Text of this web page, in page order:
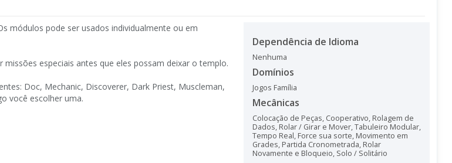
módulos pode ser usados ​​individualmente ou em
especiais antes que eles possam deixar o templo.
Doc, Mechanic, Discoverer, Dark Priest, Muscleman,
você escolher uma.
Dependência de Idioma
Nenhuma
Domínios
Jogos Família
Mecânicas
Colocação de Peças, Cooperativo, Rolagem de
Dados, Rolar / Girar e Mover,Tabuleiro Modular,
Tempo Real, Force sua sorte, Movimento em
Grades, Partida Cronometrada, Rolar
Novamente e Bloqueio, Solo / Solitário